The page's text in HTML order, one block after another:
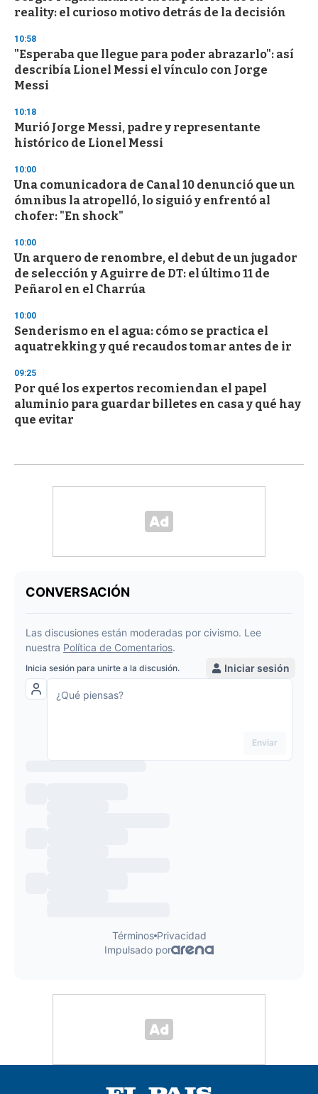
c
o
d
s
reality: el curioso motivo detrás de la decisión
10:58
"Esperaba que llegue para poder abrazarlo": así
describía Lionel Messi el vínculo con Jorge
Messi
10:18
Murió Jorge Messi, padre y representante
histórico de Lionel Messi
10:00
Una comunicadora de Canal 10 denunció que un
ómnibus la atropelló, lo siguió y enfrentó al
chofer: "En shock"
10:00
Un arquero de renombre, el debut de un jugador
de selección y Aguirre de DT: el último 11 de
Peñarol en el Charrúa
10:00
Senderismo en el agua: cómo se practica el
aquatrekking y qué recaudos tomar antes de ir
09:25
Por qué los expertos recomiendan el papel
aluminio para guardar billetes en casa y qué hay
que evitar